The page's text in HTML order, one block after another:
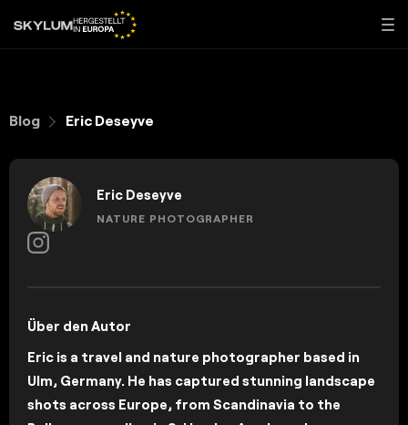
Blog Eric Deseyve
Eric Deseyve
NATURE PHOTOGRAPHER
Über den Autor
Eric is a travel and nature photographer based in
Ulm, Germany. He has captured stunning landscape
shots across Europe, from Scandinavia to the